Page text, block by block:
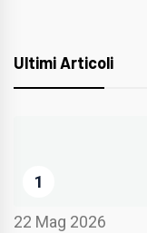
Ultimi Articoli
1
22 Mag 2026